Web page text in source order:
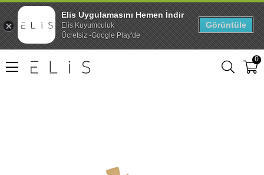
0
Elis Uygulamasını Hemen İndir
Elis Kuyumculuk
Ücretsiz -Google Play'de
Görüntüle